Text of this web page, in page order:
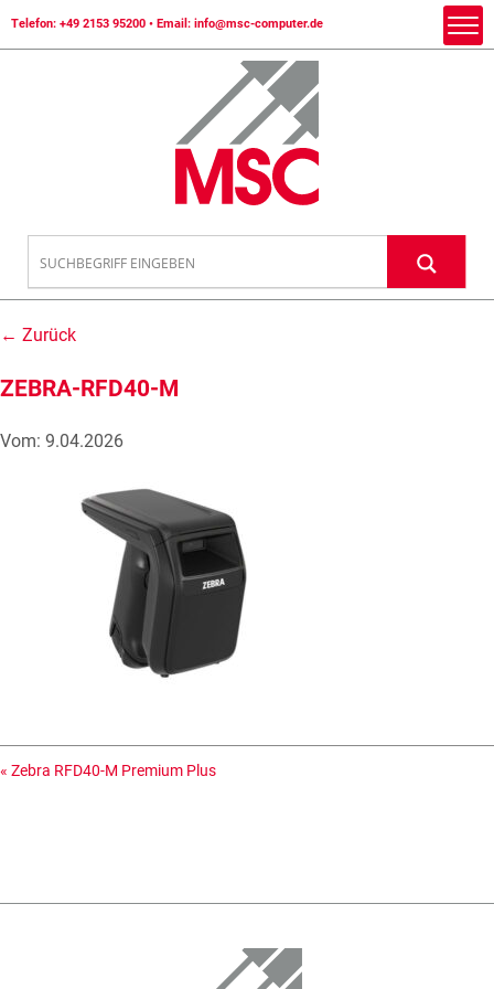
Telefon: +49 2153 95200 • Email: info@msc-computer.de
← Zurück
ZEBRA-RFD40-M
Vom: 9.04.2026
« Zebra RFD40-M Premium Plus